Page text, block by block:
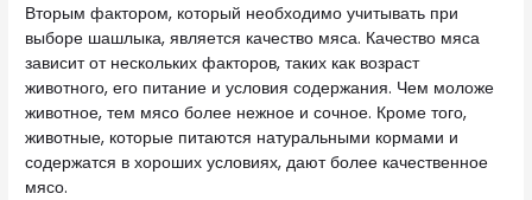
Вторым фактором, который необходимо учитывать при
выборе шашлыка, является качество мяса. Качество мяса
зависит от нескольких факторов, таких как возраст
животного, его питание и условия содержания. Чем моложе
животное, тем мясо более нежное и сочное. Кроме того,
животные, которые питаются натуральными кормами и
содержатся в хороших условиях, дают более качественное
мясо.